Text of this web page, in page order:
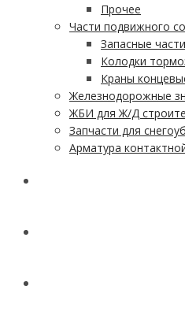
Прочее
Части подвижного
Запасные части
Колодки
Краны
Железнодорожные
ЖБИ для Ж/Д
Запчасти для
Арматура